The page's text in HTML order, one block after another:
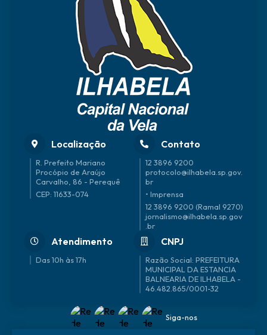
Localização
R. Prefeito Mariano
Procópio de Araújo
Carvalho, 86 - Perequê
CEP: 11633-074
Contato
12 3896 9200
protocolo@ilhabela.sp.gov.
br
• Imprensa
12 3896 9200 (Ramal 9270)
jornalismo@ilhabela.sp.gov
.br
Atendimento
Das 10h às 17h
CNPJ
46.482.865/0001-32
Siga-nos